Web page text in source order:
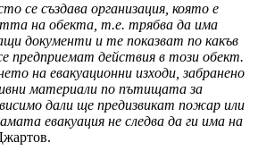
се създава организация, която е
на обекта, т.е. трябва да има
документи и те показват по какъв
предприемат действия в този обект.
на евакуационни изходи, забранено
материали по пътищата за
дали ще предизвикат пожар или
евакуация не следва да ги има на